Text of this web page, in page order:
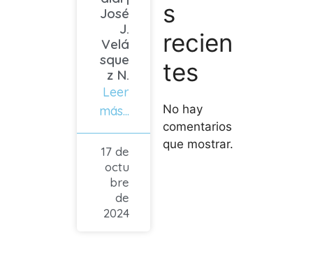
s
recien
tes
No hay
comentarios
que mostrar.
José
J.
Velá
sque
z N.
Leer
más...
17 de
octu
bre
de
2024